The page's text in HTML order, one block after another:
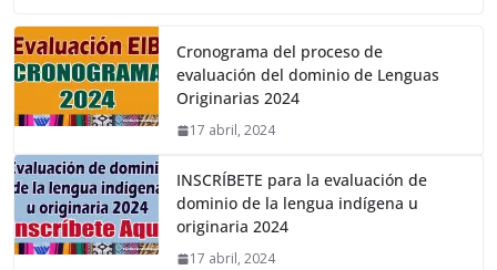
Cronograma del proceso de
evaluación del dominio de Lenguas
Originarias 2024
17 abril, 2024
INSCRÍBETE para la evaluación de
dominio de la lengua indígena u
originaria 2024
17 abril, 2024